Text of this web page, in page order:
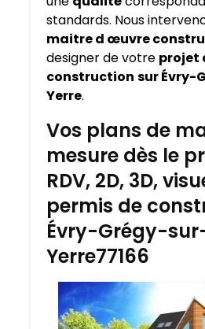
standards. Nous
maitre d œuvre
designer de votre projet
construction sur Évry-
Yerre.
Vos plans de
mesure dès le
RDV, 2D, 3D,
permis de
Évry-Grégy-
Yerre77166